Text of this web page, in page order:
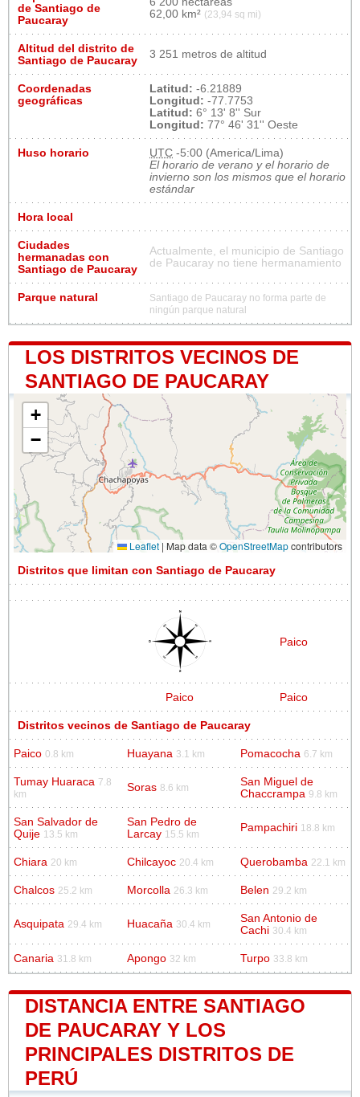
de Santiago de
Paucaray
62,00 km² (23,94 sq mi)
Altitud del distrito de
Santiago de Paucaray
3 251 metros de altitud
Coordenadas
geográficas
Latitud: -6.21889
Longitud: -77.7753
Latitud: 6° 13' 8'' Sur
Longitud: 77° 46' 31'' Oeste
Huso horario UTC -5:00 (America/Lima)
El horario de verano y el horario de
invierno son los mismos que el horario
estándar
Hora local
Ciudades
hermanadas con
Santiago de Paucaray
Actualmente, el municipio de Santiago
de Paucaray no tiene hermanamiento
Parque natural
Santiago de Paucaray no forma parte de
ningún parque natural
LOS DISTRITOS VECINOS DE
SANTIAGO DE PAUCARAY
+
−
Leaflet | Map data ©OpenStreetMapcontributors
Distritos que limitan con Santiago de Paucaray
Paico
Paico Paico
Distritos vecinos de Santiago de Paucaray
Paico 0.8 km Huayana 3.1 km Pomacocha 6.7 km
Tumay Huaraca 7.8
km
Soras 8.6 km
San Miguel de
Chaccrampa 9.8 km
San Salvador de
Quije 13.5 km
San Pedro de
Larcay 15.5 km
Pampachiri 18.8 km
Chiara 20 km Chilcayoc 20.4 km Querobamba 22.1 km
Chalcos 25.2 km Morcolla 26.3 km Belen 29.2 km
Asquipata 29.4 km Huacaña 30.4 km
San Antonio de
Cachi 30.4 km
Canaria 31.8 km Apongo 32 km Turpo 33.8 km
DISTANCIA ENTRE SANTIAGO
DE PAUCARAY Y LOS
PRINCIPALES DISTRITOS DE
PERÚ